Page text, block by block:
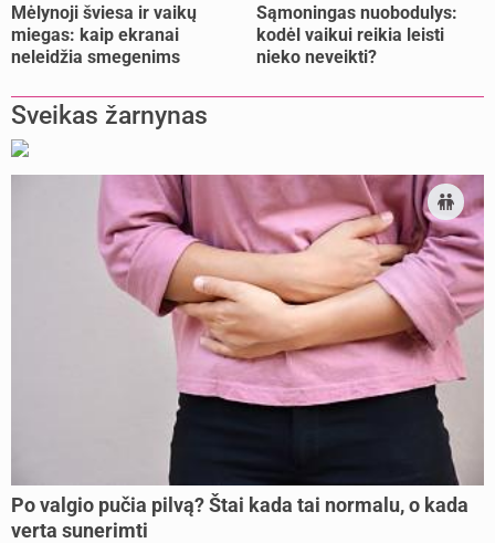
Mėlynoji šviesa ir vaikų
miegas: kaip ekranai
neleidžia smegenims
Sąmoningas nuobodulys:
kodėl vaikui reikia leisti
nieko neveikti?
Sveikas žarnynas
Po valgio pučia pilvą? Štai kada tai normalu, o kada
verta sunerimti